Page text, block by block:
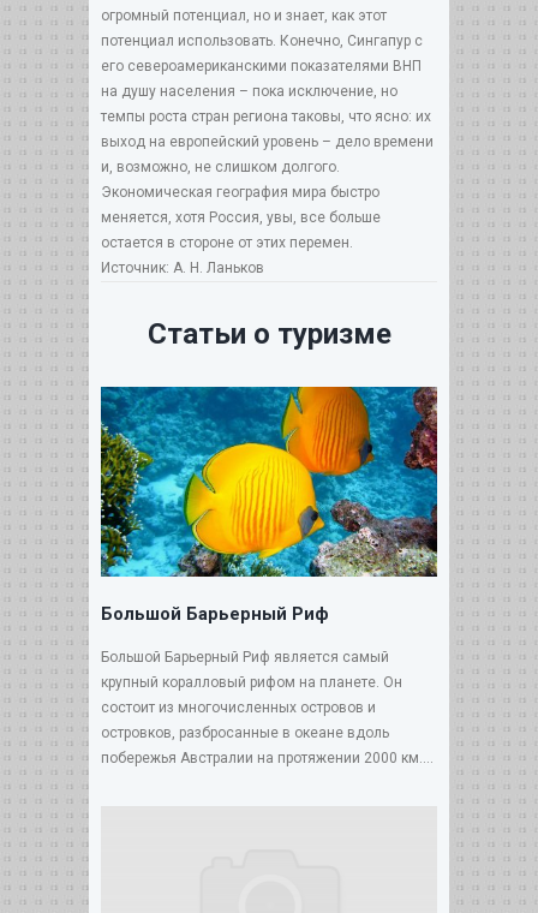
огромный потенциал, но и знает, как этот
потенциал использовать. Конечно, Сингапур с
его североамериканскими показателями ВНП
на душу населения – пока исключение, но
темпы роста стран региона таковы, что ясно: их
выход на европейский уровень – дело времени
и, возможно, не слишком долгого.
Экономическая география мира быстро
меняется, хотя Россия, увы, все больше
остается в стороне от этих перемен.
Источник: А. Н. Ланьков
Статьи о туризме
Большой Барьерный Риф
Большой Барьерный Риф является самый
крупный коралловый рифом на планете. Он
состоит из многочисленных островов и
островков, разбросанные в океане вдоль
побережья Австралии на протяжении 2000 км....